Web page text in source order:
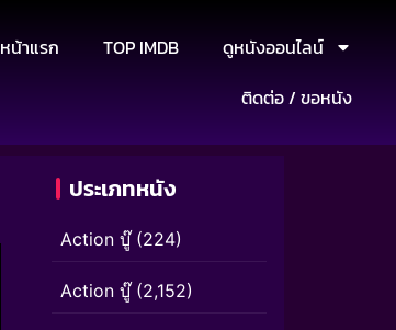
หน้าแรก TOP IMDB
ดูหนังออนไลน์
ติดต่อ / ขอหนัง
ประเภทหนัง
Action บู๊(224)
Action บู๊(2,152)